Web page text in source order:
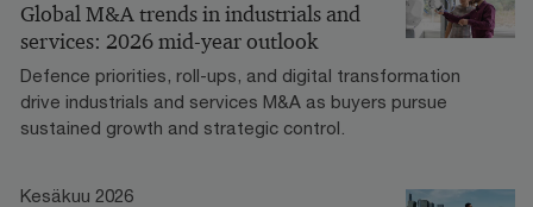
Global M&A trends in industrials and
services: 2026 mid-year outlook
Defence priorities, roll-ups, and digital transformation
drive industrials and services M&A as buyers pursue
sustained growth and strategic control.
Kesäkuu 2026